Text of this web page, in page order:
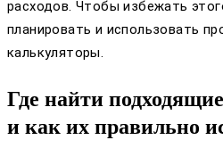
расходов. Чтобы избежать
планировать и использовать
калькуляторы.
Где найти
и как их правильно